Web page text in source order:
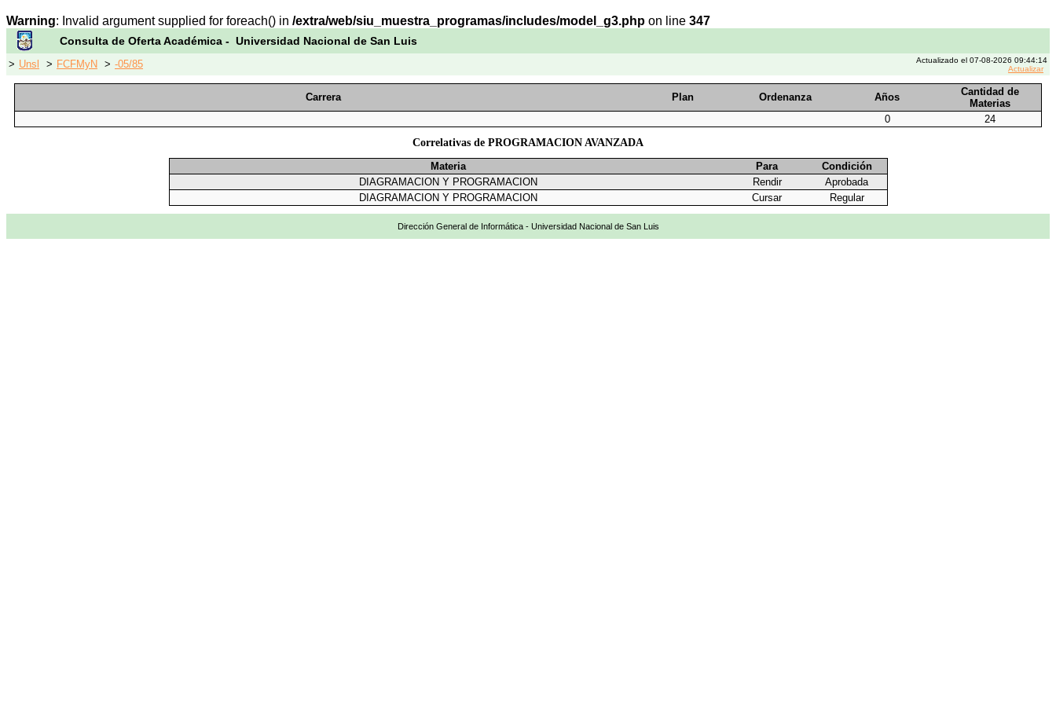
Warning: Invalid argument supplied for foreach() in /extra/web/siu_muestra_programas/includes/model_g3.php on line 347
Consulta de Oferta Académica - Universidad Nacional de San Luis
> Unsl > FCFMyN > -05/85
Actualizado el 07-08-2026 09:44:14
Actualizar
Carrera Plan Ordenanza Años
Cantidad de
Materias
0
24
Correlativas de PROGRAMACION AVANZADA
Materia Para
Condición
DIAGRAMACION Y PROGRAMACION
Rendir
Aprobada
DIAGRAMACION Y PROGRAMACION
Cursar Regular
Dirección General de Informática - Universidad Nacional de San Luis